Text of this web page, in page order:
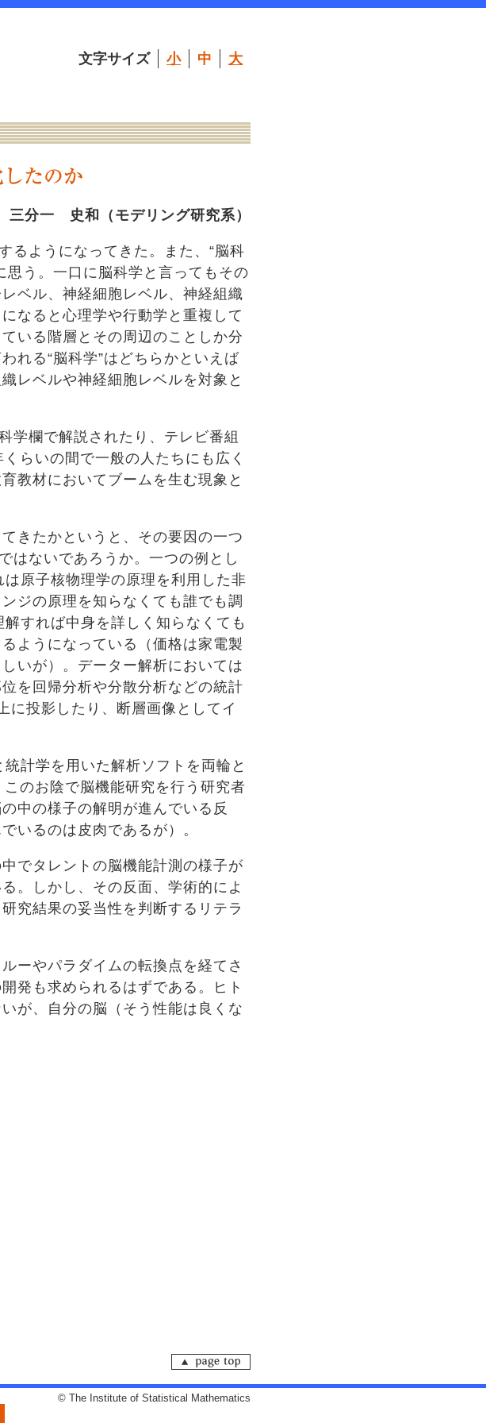
文字サイズ 小 中 大
三分一 史和（モデリング研究系）
るようになってきた。また、“脳科
思う。一口に脳科学と言ってもその
ベル、神経細胞レベル、神経組織
なると心理学や行動学と重複して
いる階層とその周辺のことしか分
れる“脳科学”はどちらかといえば
レベルや神経細胞レベルを対象と
学欄で解説されたり、テレビ番組
らいの間で一般の人たちにも広く
教材においてブームを生む現象と
きたかというと、その要因の一つ
はないであろうか。一つの例とし
原子核物理学の原理を利用した非
ジの原理を知らなくても誰でも調
すれば中身を詳しく知らなくても
ようになっている（価格は家電製
いが）。データー解析においては
を回帰分析や分散分析などの統計
に投影したり、断層画像としてイ
計学を用いた解析ソフトを両輪と
のお陰で脳機能研究を行う研究者
中の様子の解明が進んでいる反
いるのは皮肉であるが）。
でタレントの脳機能計測の様子が
。しかし、その反面、学術的によ
究結果の妥当性を判断するリテラ
ーやパラダイムの転換点を経てさ
発も求められるはずである。ヒト
が、自分の脳（そう性能は良くな
© The Institute of Statistical Mathematics